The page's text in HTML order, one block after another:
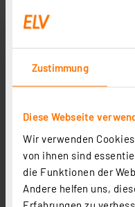
Zustimmung
Diese Webseite
Wir verwenden
von ihnen sind
die Funktionen der
Andere helfen uns,
Erfahrungen zu
Homematic IP Set